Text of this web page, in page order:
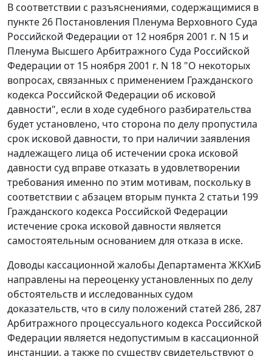
В соответствии с разъяснениями, содержащимися в
пункте 26 Постановления Пленума Верховного Суда
Российской Федерации от 12 ноября 2001 г. N 15 и
Пленума Высшего Арбитражного Суда Российской
Федерации от 15 ноября 2001 г. N 18 "О некоторых
вопросах, связанных с применением Гражданского
кодекса Российской Федерации об исковой
давности", если в ходе судебного разбирательства
будет установлено, что сторона по делу пропустила
срок исковой давности, то при наличии заявления
надлежащего лица об истечении срока исковой
давности суд вправе отказать в удовлетворении
требования именно по этим мотивам, поскольку в
соответствии с абзацем вторым пункта 2 статьи 199
Гражданского кодекса Российской Федерации
истечение срока исковой давности является
самостоятельным основанием для отказа в иске.
Доводы кассационной жалобы Департамента ЖКХиБ
направлены на переоценку установленных по делу
обстоятельств и исследованных судом
доказательств, что в силу положений статей 286, 287
Арбитражного процессуального кодекса Российской
Федерации является недопустимым в кассационной
инстанции, а также по существу свидетельствуют о